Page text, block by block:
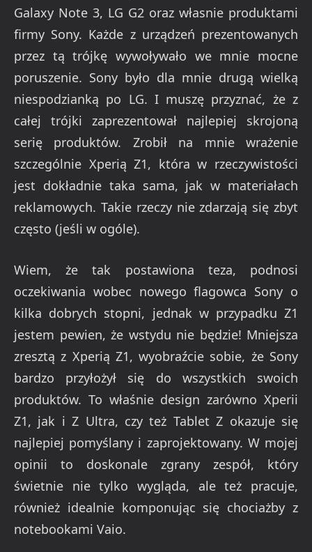
Galaxy Note 3, LG G2 oraz własnie produktami
firmy Sony. Każde z urządzeń prezentowanych
przez tą trójkę wywoływało we mnie mocne
poruszenie. Sony było dla mnie drugą wielką
niespodzianką po LG. I muszę przyznać, że z
całej trójki zaprezentował najlepiej skrojoną
serię produktów. Zrobił na mnie wrażenie
szczególnie Xperią Z1, która w rzeczywistości
jest dokładnie taka sama, jak w materiałach
reklamowych. Takie rzeczy nie zdarzają się zbyt
często (jeśli w ogóle).
Wiem, że tak postawiona teza, podnosi
oczekiwania wobec nowego flagowca Sony o
kilka dobrych stopni, jednak w przypadku Z1
jestem pewien, że wstydu nie będzie! Mniejsza
zresztą z Xperią Z1, wyobraźcie sobie, że Sony
bardzo przyłożył się do wszystkich swoich
produktów. To właśnie design zarówno Xperii
Z1, jak i Z Ultra, czy też Tablet Z okazuje się
najlepiej pomyślany i zaprojektowany. W mojej
opinii to doskonale zgrany zespół, który
świetnie nie tylko wygląda, ale też pracuje,
również idealnie komponując się chociażby z
notebookami Vaio.